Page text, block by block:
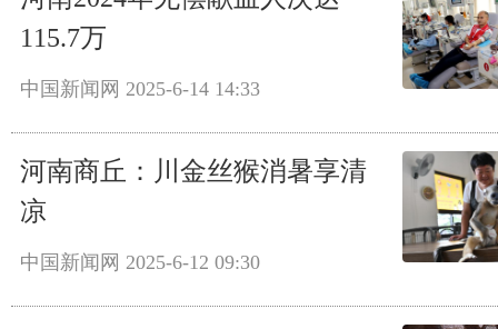
115.7万
中国新闻网 2025-6-14 14:33
河南商丘：川金丝猴消暑享清
凉
中国新闻网 2025-6-12 09:30